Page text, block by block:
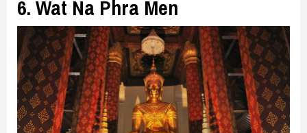
6. Wat Na Phra Men